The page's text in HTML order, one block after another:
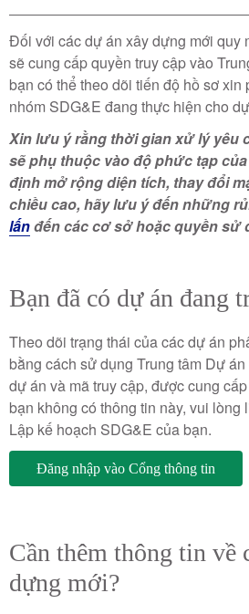
Đối với các dự án xây dựng mới quy
sẽ cung cấp quyền truy cập vào
bạn có thể theo dõi tiến độ hồ sơ
nhóm SDG&E đang thực hiện cho
Xin lưu ý rằng thời gian xử lý yêu
sẽ phụ thuộc vào độ phức tạp
định mở rộng diện tích, thay đổi
chiều cao, hãy lưu ý đến những
lấnđến các cơ sở hoặc quyền sử
Bạn đã có dự án đang
Theo dõi trạng thái của các dự án
bằng cách sử dụng Trung tâm Dự
dự án và mã truy cập, được cung
bạn không có thông tin này, vui
Lập kế hoạch SDG&E của bạn.
Đăng nhập vào Cổng thông tin
Cần thêm thông tin về
dựng mới?